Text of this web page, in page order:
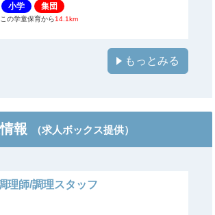
小学 集団
この学童保育から14.1km
もっとみる
報 （求人ボックス提供）
理師/調理スタッフ